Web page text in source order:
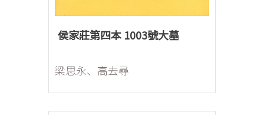
侯家莊第四本 1003號大墓
梁思永、高去尋